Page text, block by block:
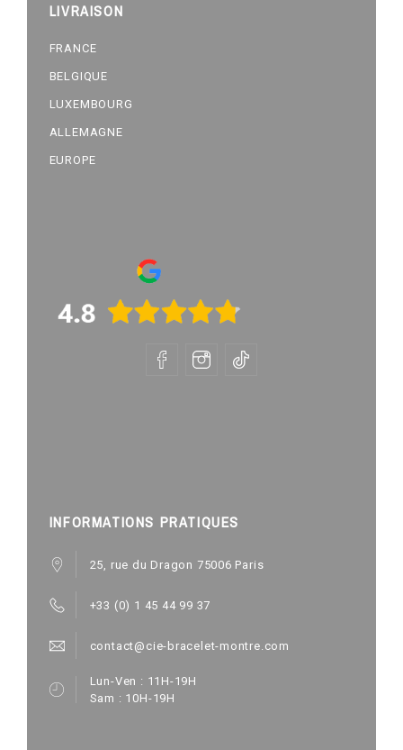
LIVRAISON
FRANCE
BELGIQUE
LUXEMBOURG
ALLEMAGNE
EUROPE
INFORMATIONS PRATIQUES
25, rue du Dragon 75006 Paris
+33 (0) 1 45 44 99 37
contact@cie-bracelet-montre.com
Lun-Ven : 11H-19H
Sam : 10H-19H